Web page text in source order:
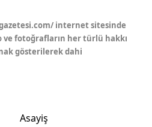
internet sitesinde
ve fotoğrafların her türlü hakkı
gösterilerek dahi
Asayiş